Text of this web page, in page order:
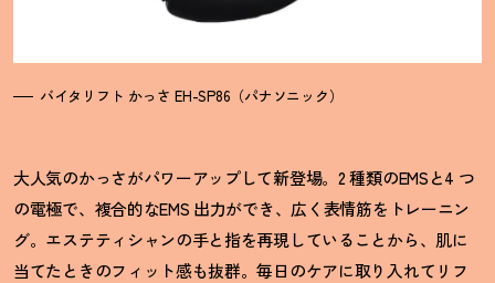
バイタリフト かっさ EH-SP86（パナソニック）
大人気のかっさがパワーアップして新登場。2 種類のEMSと4 つ
の電極で、複合的なEMS 出力ができ、広く表情筋をトレーニン
グ。エステティシャンの手と指を再現していることから、肌に
当てたときのフィット感も抜群。毎日のケアに取り入れてリフ